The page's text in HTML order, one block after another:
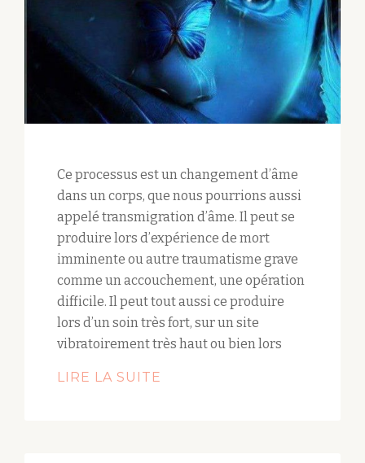
Ce processus est un changement d’âme
dans un corps, que nous pourrions aussi
appelé transmigration d’âme. Il peut se
produire lors d’expérience de mort
imminente ou autre traumatisme grave
comme un accouchement, une opération
difficile. Il peut tout aussi ce produire
lors d’un soin très fort, sur un site
vibratoirement très haut ou bien lors
LIRE LA SUITE